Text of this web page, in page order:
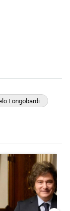
Longobardi
de
de tendencia